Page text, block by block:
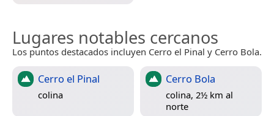
Lugares notables cercanos
Los puntos destacados incluyen Cerro el Pinal y Cerro Bola.
Cerro el Pinal
colina
Cerro Bola
colina, 2½ km al
norte